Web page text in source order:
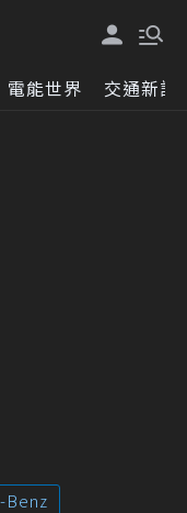
電能世界 交通新訊
Benz